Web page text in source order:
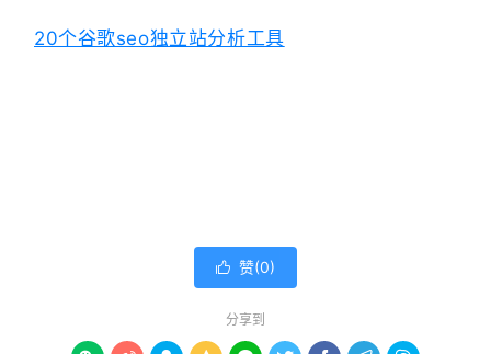
20个谷歌seo独立站分析工具
 赞(0)
分享到